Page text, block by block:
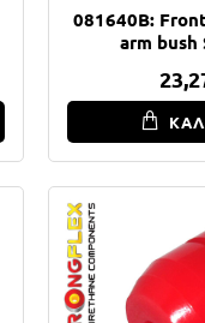
081640B:
arm bush